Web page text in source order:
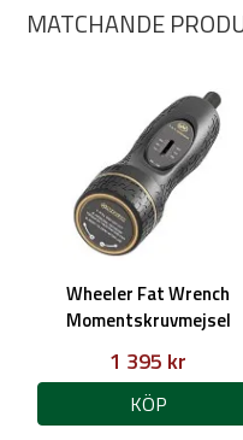
MATCHANDE
Wheeler Fat Wrench
Momentskruvmejsel
1 395 kr
KÖP